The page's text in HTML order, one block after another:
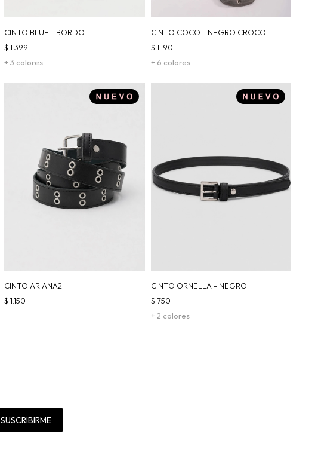
CINTO BLUE - BORDO
+ 3 colores
$ 1.399
CINTO COCO - NEGRO CROCO
+ 6 colores
$ 1.190
CINTO ARIANA2
$ 1.150
CINTO ORNELLA - NEGRO
+ 2 colores
$ 750
SUSCRIBIRME